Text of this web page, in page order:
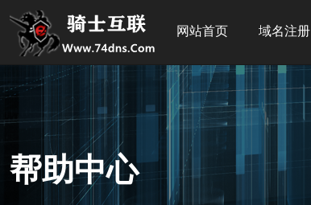
网站首页 域名注册
帮助中心